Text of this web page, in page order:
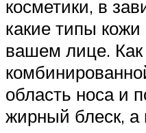
косметики, в
какие типы кожи
вашем лице. Как
область носа и
жирный блеск,